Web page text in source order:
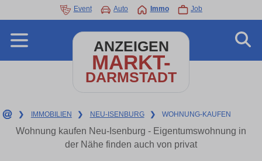
Event Auto Immo Job
ANZEIGEN
MARKT-
DARMSTADT
❯ IMMOBILIEN ❯ NEU-ISENBURG ❯ WOHNUNG-KAUFEN
Wohnung kaufen Neu-Isenburg - Eigentumswohnung in
der Nähe finden auch von privat